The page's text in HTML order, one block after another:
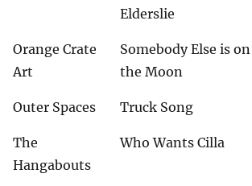
Elderslie
Orange Crate
Art
Somebody Else is on
the Moon
Outer Spaces Truck Song
The
Hangabouts
Who Wants Cilla